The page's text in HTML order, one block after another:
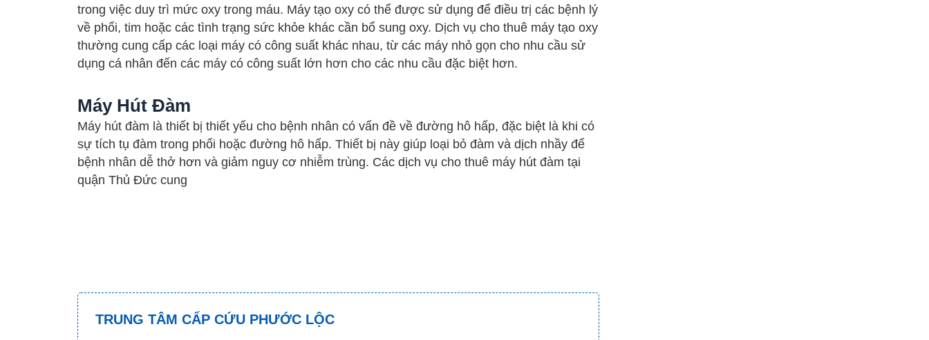
trong việc duy trì mức oxy trong máu. Máy tạo oxy có thể được sử dụng để điều trị các bệnh lý
về phổi, tim hoặc các tình trạng sức khỏe khác cần bổ sung oxy. Dịch vụ cho thuê máy tạo oxy
thường cung cấp các loại máy có công suất khác nhau, từ các máy nhỏ gọn cho nhu cầu sử
dụng cá nhân đến các máy có công suất lớn hơn cho các nhu cầu đặc biệt hơn.
Máy Hút Đàm
Máy hút đàm là thiết bị thiết yếu cho bệnh nhân có vấn đề về đường hô hấp, đặc biệt là khi có
sự tích tụ đàm trong phổi hoặc đường hô hấp. Thiết bị này giúp loại bỏ đàm và dịch nhầy để
bệnh nhân dễ thở hơn và giảm nguy cơ nhiễm trùng. Các dịch vụ cho thuê máy hút đàm tại
quận Thủ Đức cung
TRUNG TÂM CẤP CỨU PHƯỚC LỘC